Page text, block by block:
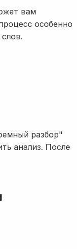
вам
особенно
разбор"
анализ. После